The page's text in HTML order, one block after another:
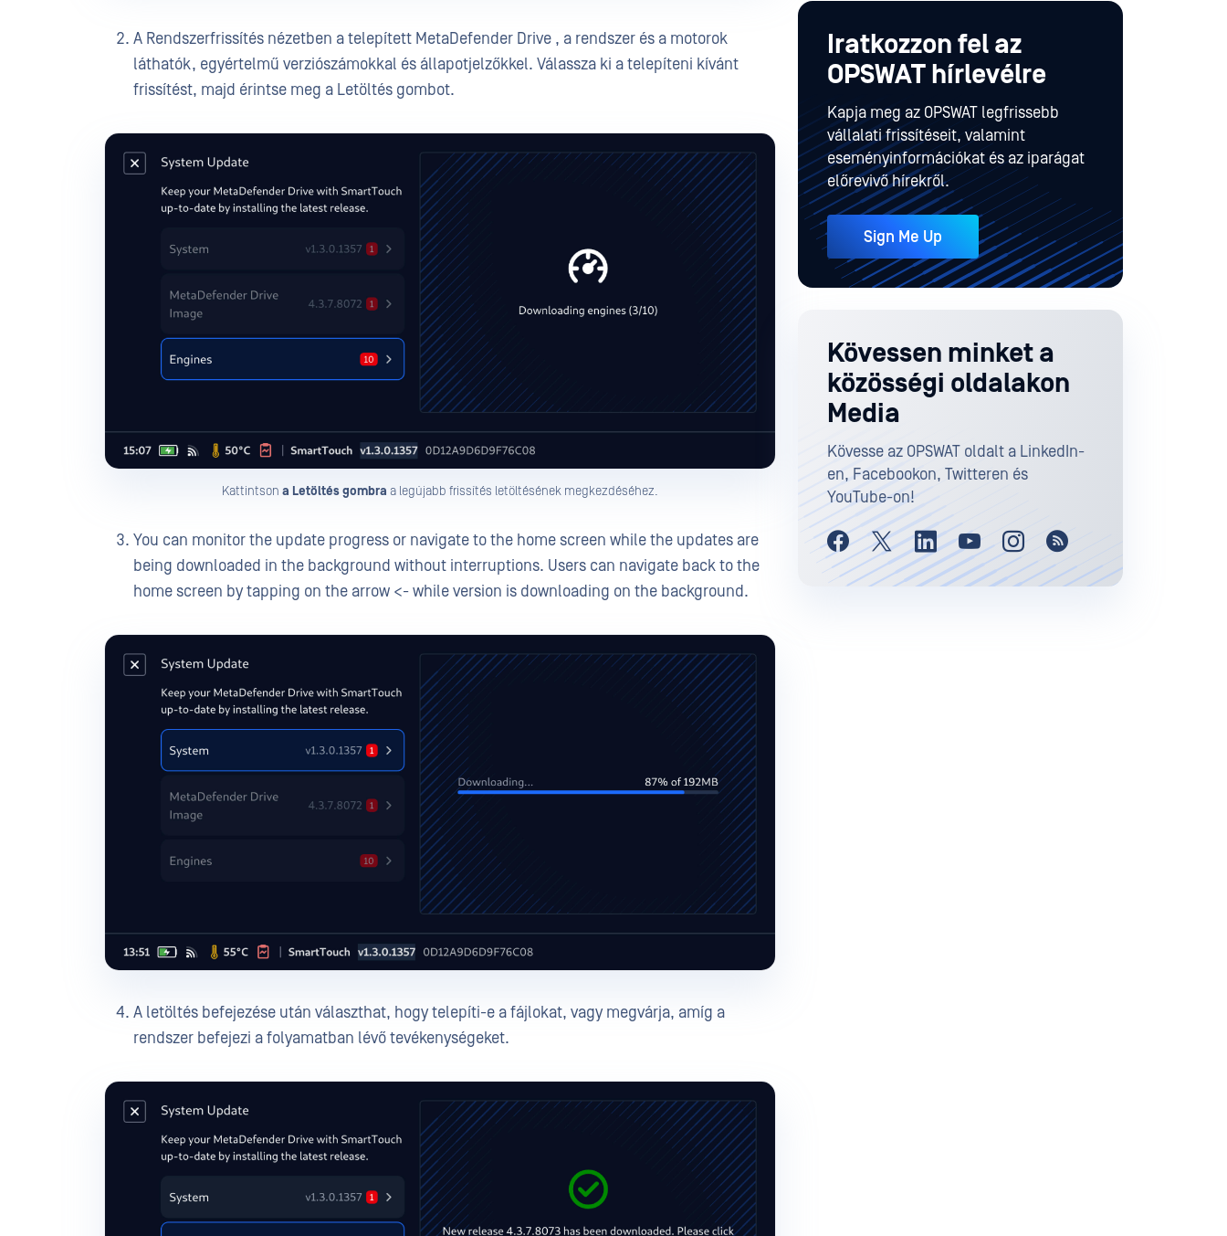
A Rendszerfrissítés nézetben a telepített MetaDefender Drive , a rendszer és a motorok
láthatók, egyértelmű verziószámokkal és állapotjelzőkkel. Válassza ki a telepíteni kívánt
frissítést, majd érintse meg a Letöltés gombot.
Kattintson a Letöltés gombra a legújabb frissítés letöltésének megkezdéséhez.
You can monitor the update progress or navigate to the home screen while the updates are
being downloaded in the background without interruptions. Users can navigate back to the
home screen by tapping on the arrow <- while version is downloading on the background.
A letöltés befejezése után választhat, hogy telepíti-e a fájlokat, vagy megvárja, amíg a
rendszer befejezi a folyamatban lévő tevékenységeket.
Iratkozzon fel az
OPSWAT hírlevélre
Kapja meg az OPSWAT legfrissebb
vállalati frissítéseit, valamint
eseményinformációkat és az iparágat
előrevivő hírekről.
Sign Me Up
Kövessen minket a
közösségi oldalakon
Media
Kövesse az OPSWAT oldalt a LinkedIn-
en, Facebookon, Twitteren és
YouTube-on!